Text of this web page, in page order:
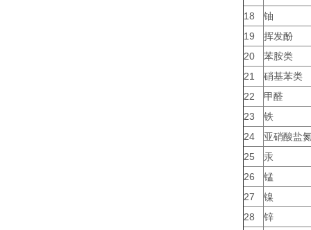
18
铀
19
挥发酚
20
苯胺类
21
硝基苯类
22
甲醛
23
铁
24
亚硝酸盐
25
汞
26
锰
27
镍
28
锌